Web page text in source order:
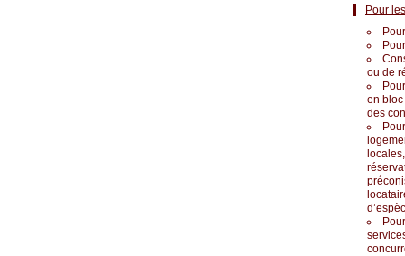
Pour
ou de
en
des